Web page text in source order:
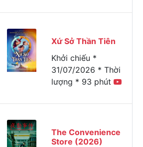
Xứ Sở Thần Tiên
Khởi chiếu *
31/07/2026 * Thời
lượng * 93 phút
The Convenience
Store (2026)